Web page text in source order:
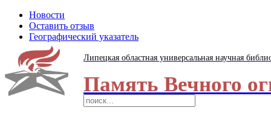
Новости
Оставить отзыв
Географический указатель
Липецкая областная универсальная научная
Память Вечного